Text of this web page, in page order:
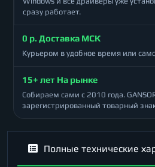
сразу работает.
0 р. Доставка МСК
Курьером в удобное время или
15+ лет На рынке
Собираем сами с 2010 года.
зарегистрированный товарный
Полные технические